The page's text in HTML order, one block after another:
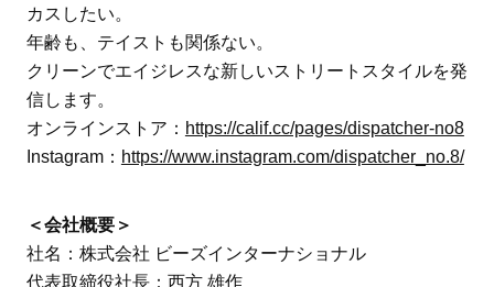
カスしたい。
年齢も、テイストも関係ない。
クリーンでエイジレスな新しいストリートスタイルを発
信します。
オンラインストア： https://calif.cc/pages/dispatcher-no8
Instagram： https://www.instagram.com/dispatcher_no.8/
＜会社概要＞
社名：株式会社 ビーズインターナショナル
代表取締役社長：西方 雄作